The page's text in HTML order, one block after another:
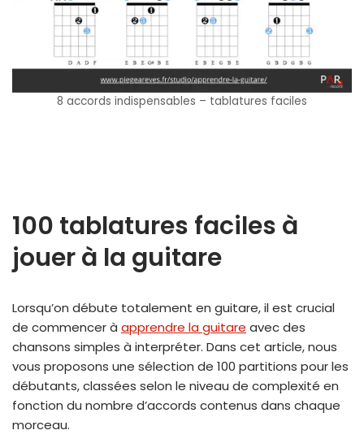
8 accords indispensables – tablatures faciles
100 tablatures faciles à
jouer à la guitare
Lorsqu’on débute totalement en guitare, il est crucial
de commencer à apprendre la guitare avec des
chansons simples à interpréter. Dans cet article, nous
vous proposons une sélection de 100 partitions pour les
débutants, classées selon le niveau de complexité en
fonction du nombre d’accords contenus dans chaque
morceau.